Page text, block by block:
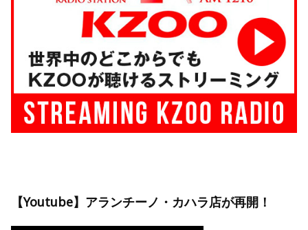
【Youtube】アランチーノ・カハラ店が再開！